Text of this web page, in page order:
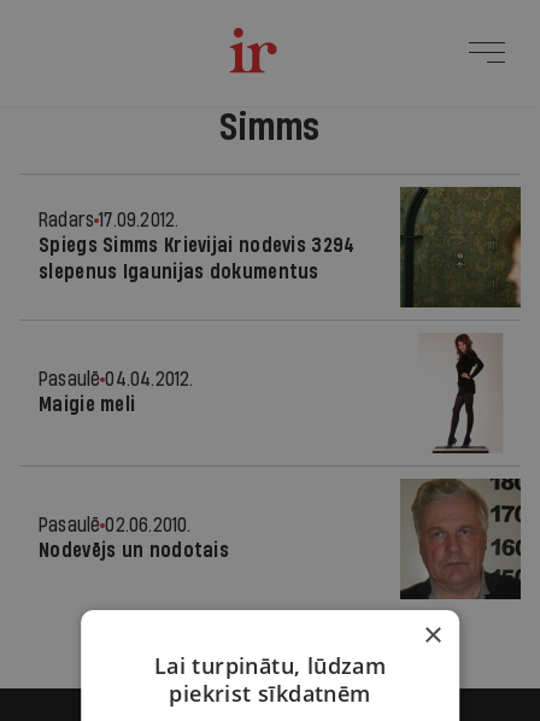
Simms
Radars 17.09.2012.
Spiegs Simms Krievijai nodevis 3294
slepenus Igaunijas dokumentus
Pasaulē 04.04.2012.
Maigie meli
Pasaulē 02.06.2010.
Nodevējs un nodotais
×
Lai turpinātu, lūdzam
piekrist sīkdatnēm